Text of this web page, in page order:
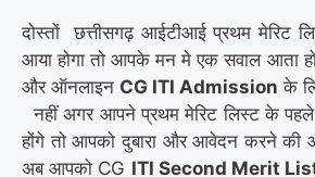
दोस्तों छत्तीसगढ़ आईटीआई प्रथम मेरिट
आया होगा तो आपके मन मे एक सवाल आता
और ऑनलाइन CG ITI Admissionके
नहीं अगर आपने प्रथम मेरिट लिस्ट के
होंगे तो आपको दुबारा और आवेदन करने की
अब आपको CG ITI Second Merit